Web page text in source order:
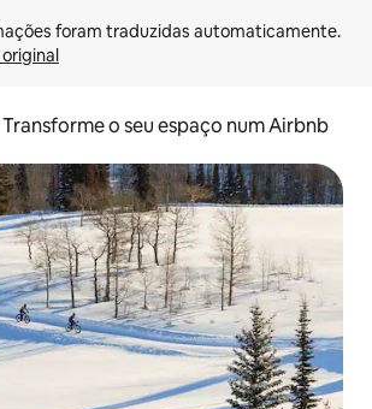
Transforme o seu espaço num Airbnb